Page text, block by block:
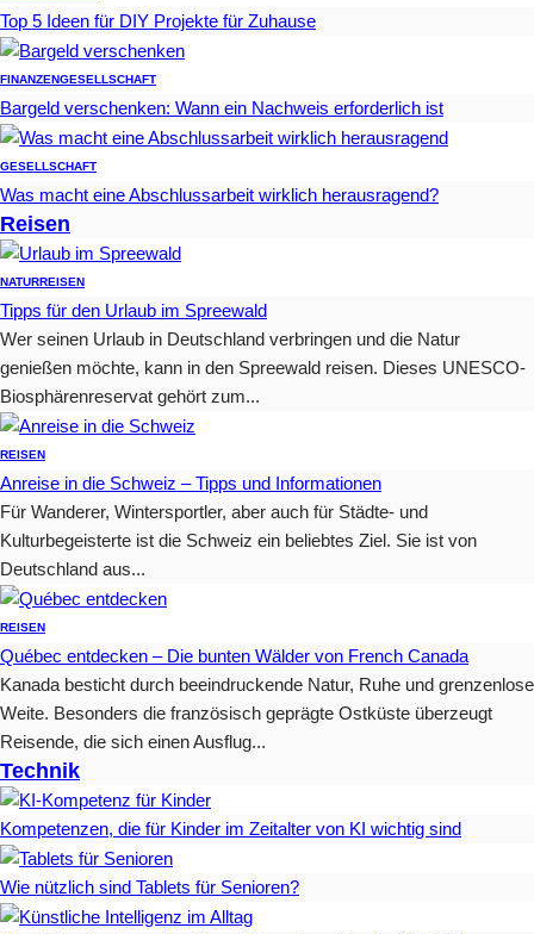
Top 5 Ideen für DIY Projekte für Zuhause
FINANZENGESELLSCHAFT
Bargeld verschenken: Wann ein Nachweis erforderlich ist
GESELLSCHAFT
Was macht eine Abschlussarbeit wirklich herausragend?
Reisen
NATURREISEN
Tipps für den Urlaub im Spreewald
Wer seinen Urlaub in Deutschland verbringen und die Natur
genießen möchte, kann in den Spreewald reisen. Dieses UNESCO-
Biosphärenreservat gehört zum...
REISEN
Anreise in die Schweiz – Tipps und Informationen
Für Wanderer, Wintersportler, aber auch für Städte- und
Kulturbegeisterte ist die Schweiz ein beliebtes Ziel. Sie ist von
Deutschland aus...
REISEN
Québec entdecken – Die bunten Wälder von French Canada
Kanada besticht durch beeindruckende Natur, Ruhe und grenzenlose
Weite. Besonders die französisch geprägte Ostküste überzeugt
Reisende, die sich einen Ausflug...
Technik
Kompetenzen, die für Kinder im Zeitalter von KI wichtig sind
Wie nützlich sind Tablets für Senioren?